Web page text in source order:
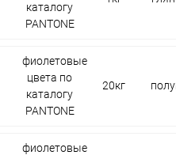
каталогу
PANTONE
фиолетовые
цвета по
каталогу
PANTONE
20кг
фиолетовые